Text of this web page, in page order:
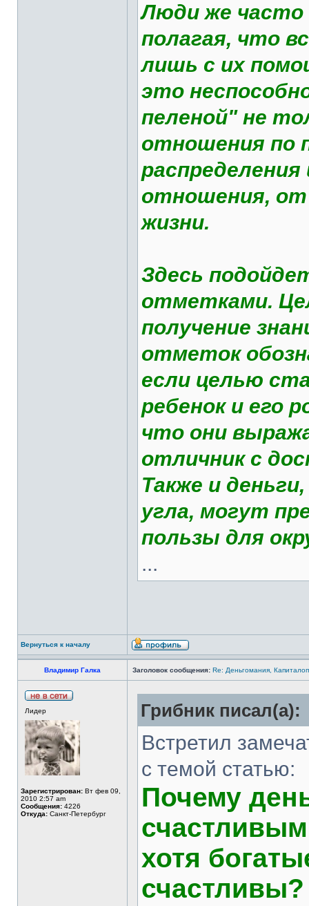
Люди же
полагая, что
лишь с их
это
пеленой" не
отношения по
отношения,
жизни.
Здесь
отметками.
получение
отметок
если целью
ребенок и его
что они
отличник с
Также и
угла, могут
пользы для
...
Вернуться к началу
Владимир Галка Заголовок сообщения: Re: Деньгомания,
Лидер
Зарегистрирован: Вт фев 09,
2010 2:57 am
Сообщения: 4226
Откуда: Санкт-Петербург
Грибник писал(а):
Встретил
с темой статью:
Почему
хотя
счастливы?